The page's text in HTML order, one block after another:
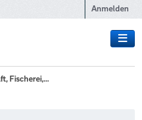
Anmelden
Fischerei,...